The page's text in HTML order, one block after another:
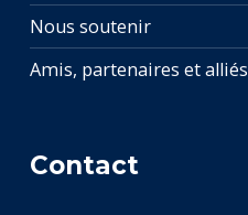
Nous soutenir
Amis, partenaires et alliés
Contact